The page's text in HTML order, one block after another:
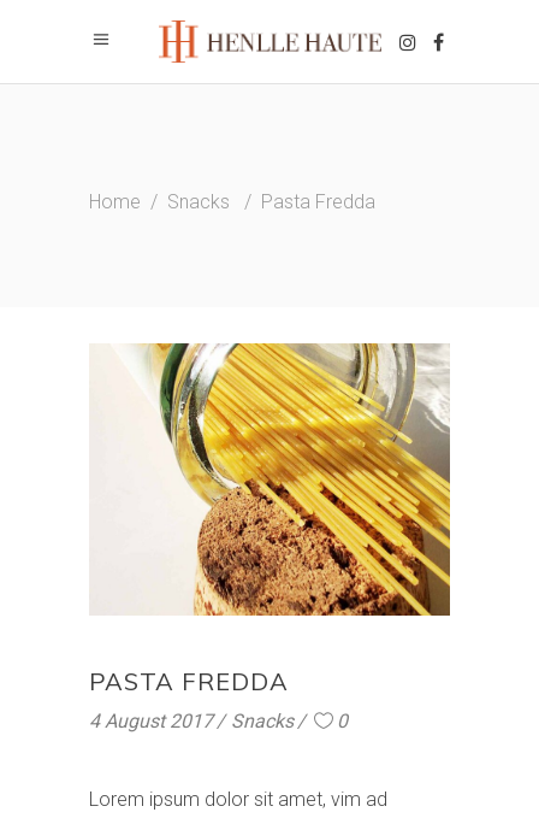
Home / Snacks / Pasta Fredda
PASTA FREDDA
4 August 2017 Snacks 0
Lorem ipsum dolor sit amet, vim ad